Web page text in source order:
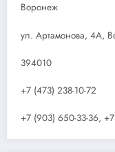
Воронеж
ул. Артамонова, 4А,
394010
+7 (473) 238-10-72
+7 (903) 650-33-36,